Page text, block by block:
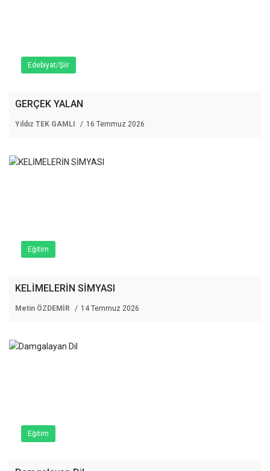
Edebiyat/Şiir
GERÇEK YALAN
Yıldız TEK GAMLI 16 Temmuz 2026
Eğitim
KELİMELERİN SİMYASI
Metin ÖZDEMİR 14 Temmuz 2026
Eğitim